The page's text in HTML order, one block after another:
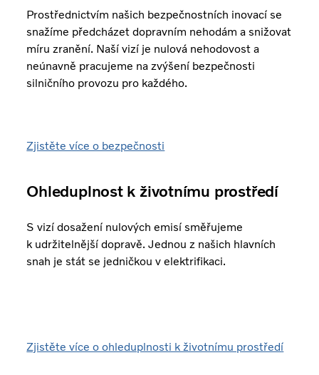
Prostřednictvím našich bezpečnostních inovací se
snažíme předcházet dopravním nehodám a snižovat
míru zranění. Naší vizí je nulová nehodovost a
neúnavně pracujeme na zvýšení bezpečnosti
silničního provozu pro každého.
Zjistěte více o bezpečnosti
Ohleduplnost k životnímu prostředí
S vizí dosažení nulových emisí směřujeme
k udržitelnější dopravě. Jednou z našich hlavních
snah je stát se jedničkou v elektrifikaci.
Zjistěte více o ohleduplnosti k životnímu prostředí